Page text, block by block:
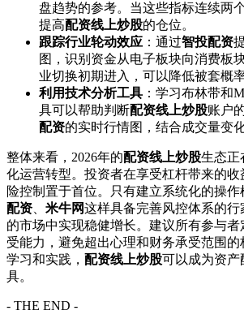
盘趋势的参考。当这些指标连续两
提高配资线上炒股的仓位。
跟踪行业轮动效应 ：通过智投配资
图，识别资金从电子板块向消费板
业切换初期进入，可以降低被套概率
利用技术分析工具 ：学习布林带和
具可以帮助判断配资线上炒股账户
配资的实时行情图，结合成交量变
整体来看，2026年的配资线上炒股生态正
化运营转型。投资者在享受杠杆带来的
险控制置于首位。只有建立系统化的操
配资
米牛网这样具备完善风控体系的
的市场中实现稳健增长。建议所有参与
受能力，避免超出心理和财务承受范围
学习和实践， 配资线上炒股可以成为资产
具。
- THE END -